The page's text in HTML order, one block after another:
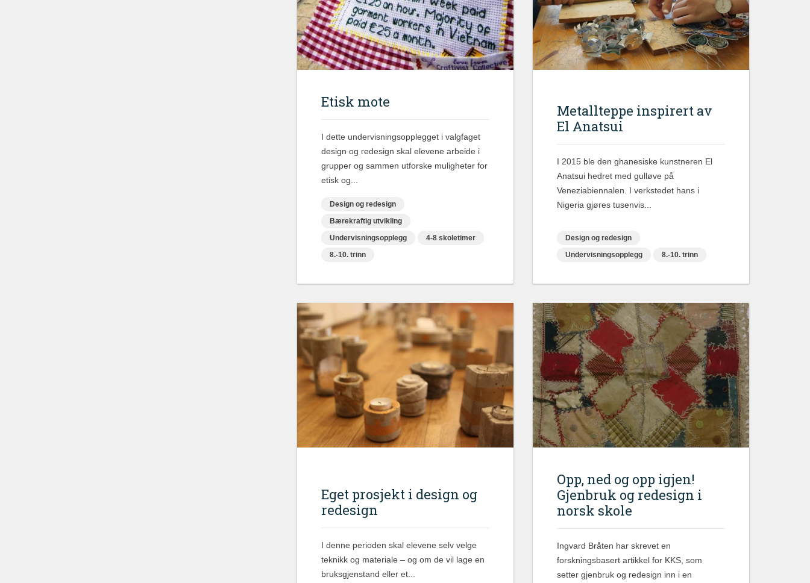
Etisk mote
I dette undervisningsopplegget i valgfaget
design og redesign skal elevene arbeide i
grupper og sammen utforske muligheter for
etisk og...
Design og redesign
Bærekraftig utvikling
Undervisningsopplegg
4-8 skoletimer
8.-10. trinn
Metallteppe inspirert av
El Anatsui
I 2015 ble den ghanesiske kunstneren El
Anatsui hedret med gulløve på
Veneziabiennalen. I verkstedet hans i
Nigeria gjøres tusenvis...
Design og redesign
Undervisningsopplegg
8.-10. trinn
Eget prosjekt i design og
redesign
I denne perioden skal elevene selv velge
teknikk og materiale – og om de vil lage en
bruksgjenstand eller et...
Opp, ned og opp igjen!
Gjenbruk og redesign i
norsk skole
Ingvard Bråten har skrevet en
forskningsbasert artikkel for KKS, som
setter gjenbruk og redesign inn i en